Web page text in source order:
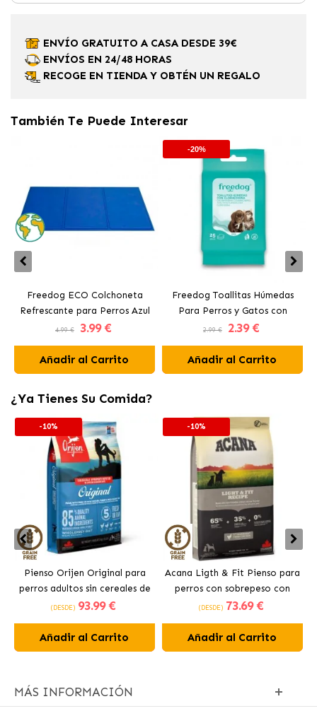
ENVÍO GRATUITO A CASA DESDE 39€
ENVÍOS EN 24/48 HORAS
RECOGE EN TIENDA Y OBTÉN UN REGALO
También Te Puede Interesar
Freedog ECO Colchoneta
Refrescante para Perros Azul
4.99 € 3.99 €
Añadir al Carrito
-20%
Freedog Toallitas Húmedas
Para Perros y Gatos con
Clorhexidina
2.99 € 2.39 €
Añadir al Carrito
¿Ya Tienes Su Comida?
-10%
Pienso Orijen Original para
perros adultos sin cereales de
pollo
(DESDE) 93.99 €
Añadir al Carrito
-10%
Acana Ligth & Fit Pienso para
perros con sobrepeso con
pollo fresco
(DESDE) 73.69 €
Añadir al Carrito
MÁS INFORMACIÓN